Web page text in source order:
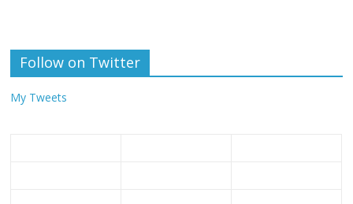
Follow on Twitter
My Tweets